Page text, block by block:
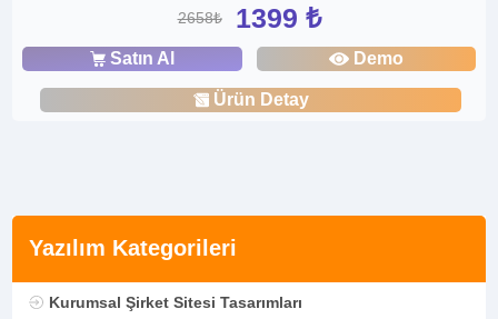
Yazılım Kategorileri
Kurumsal Şirket Sitesi Tasarımları
2658₺ 1399 ₺
Satın Al Demo
Ürün Detay